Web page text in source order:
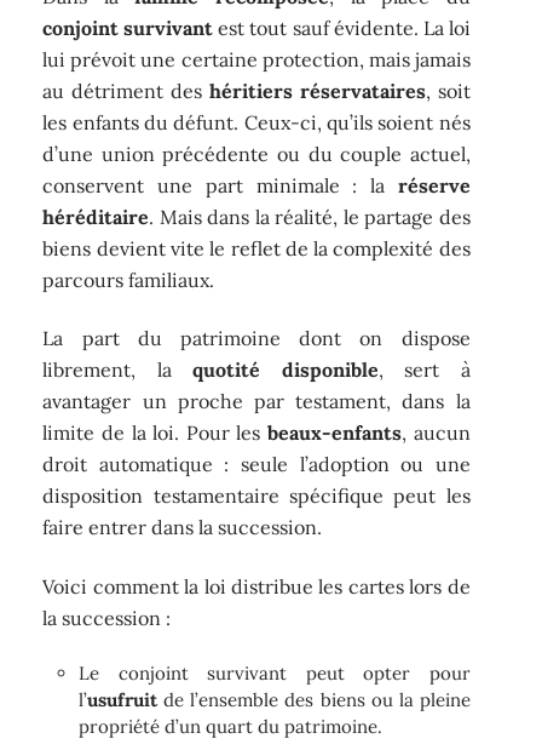
conjoint survivant est tout sauf évidente. La loi
lui prévoit une certaine protection, mais jamais
au détriment des héritiers réservataires, soit
les enfants du défunt. Ceux-ci, qu’ils soient nés
d’une union précédente ou du couple actuel,
conservent une part minimale : la réserve
héréditaire. Mais dans la réalité, le partage des
biens devient vite le reflet de la complexité des
parcours familiaux.
La part du patrimoine dont on dispose
librement, laquotité disponible, sert à
avantager un proche par testament, dans la
limite de la loi. Pour lesbeaux-enfants, aucun
droit automatique : seule l’adoption ou une
disposition testamentaire spécifique peut les
faire entrer dans la succession.
Voici comment la loi distribue les cartes lors de
la succession :
Le conjoint survivant peut opter pour
l’usufruitde l’ensemble des biens ou la pleine
propriété d’un quart du patrimoine.